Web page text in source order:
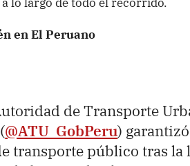
en El Peruano
de Transporte
@ATU_GobPeru)
transporte público tras la